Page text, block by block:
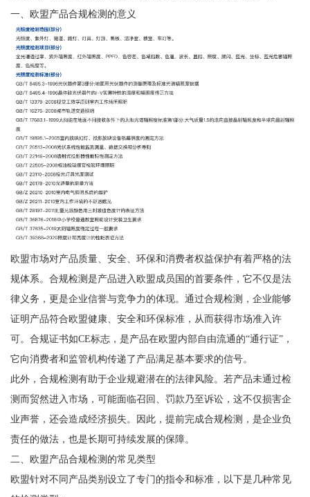
一、欧盟产品合规检测的意义
欧盟市场对产品质量、安全、环保和消费者权益保护有着严格的法
规体系。合规检测是产品进入欧盟成员国的首要条件，它不仅是法
律义务，更是企业信誉与竞争力的体现。通过合规检测，企业能够
证明产品符合欧盟健康、安全和环保标准，从而获得市场准入许
可。合规证书如CE标志，是产品在欧盟内部自由流通的“通行证”，
它向消费者和监管机构传递了产品满足基本要求的信号。
此外，合规检测有助于企业规避潜在的法律风险。若产品未通过检
测而贸然进入市场，可能面临召回、罚款乃至诉讼，这不仅损害企
业声誉，还会造成经济损失。因此，提前完成合规检测，是企业负
责任的做法，也是长期可持续发展的保障。
二、欧盟产品合规检测的常见类型
欧盟针对不同产品类别设立了专门的指令和标准，以下是几种常见